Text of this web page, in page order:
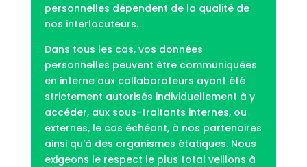
personnelles dépendent de la qualité de
nos interlocuteurs.
Dans tous les cas, vos données
personnelles peuvent être communiquées
en interne aux collaborateurs ayant été
strictement autorisés individuellement à y
accéder, aux sous-traitants internes, ou
externes, le cas échéant, à nos partenaires
ainsi qu’à des organismes étatiques. Nous
exigeons le respect le plus total veillons à